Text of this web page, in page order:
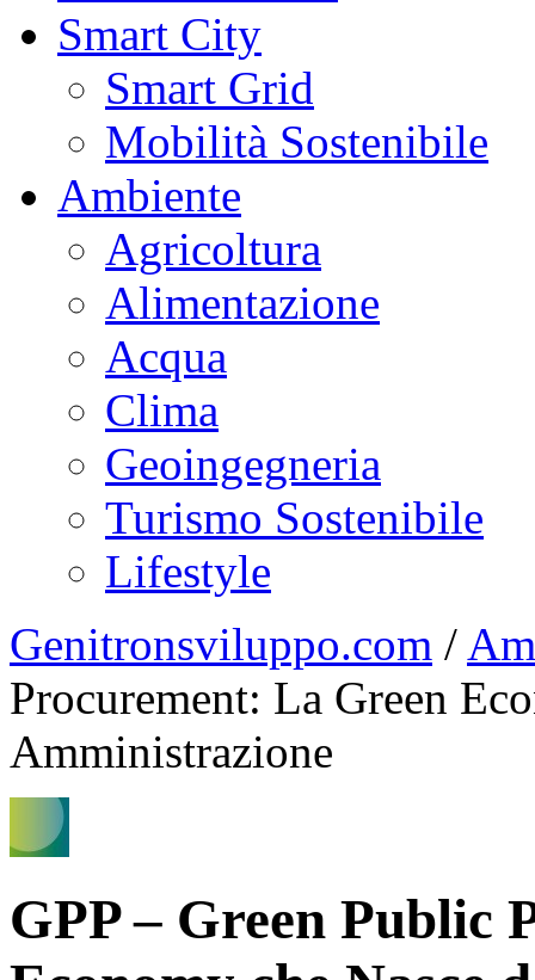
Smart City
Smart Grid
Mobilità Sostenibile
Ambiente
Agricoltura
Alimentazione
Acqua
Clima
Geoingegneria
Turismo Sostenibile
Lifestyle
Genitronsviluppo.com /
Procurement: La Green
Amministrazione
GPP – Green Public